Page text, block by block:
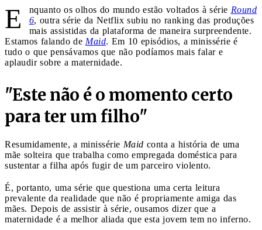
E nquanto os olhos do mundo estão voltados à série Round
6, outra série da Netflix subiu no ranking das produções
mais assistidas da plataforma de maneira surpreendente.
Estamos falando de Maid. Em 10 episódios, a minissérie é
tudo o que pensávamos que não podíamos mais falar e
aplaudir sobre a maternidade.
"Este não é o momento certo
para ter um filho"
Resumidamente, a minissérie Maid conta a história de uma
mãe solteira que trabalha como empregada doméstica para
sustentar a filha após fugir de um parceiro violento.
É, portanto, uma série que questiona uma certa leitura
prevalente da realidade que não é propriamente amiga das
mães. Depois de assistir à série, ousamos dizer que a
maternidade é a melhor aliada que esta jovem tem no inferno.